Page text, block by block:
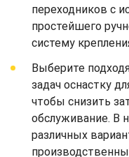
переходников с
простейшего
систему
Выберите
задач оснастку
чтобы снизить
обслуживание. В
различных